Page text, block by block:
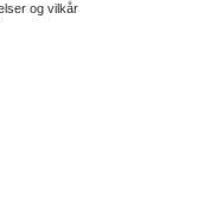
og vilkår